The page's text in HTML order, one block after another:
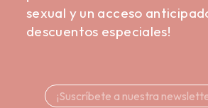
sexual y un acceso
descuentos especiales!